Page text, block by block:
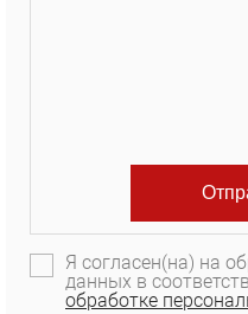
Я согласен(на) на
данных в
обработке